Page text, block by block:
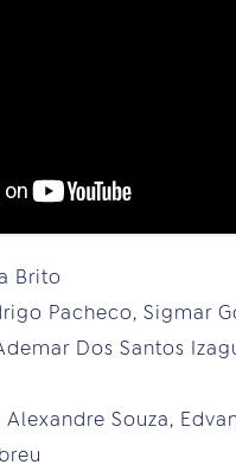
Brito
Pacheco, Sigmar
Dos Santos
Alexandre Souza,